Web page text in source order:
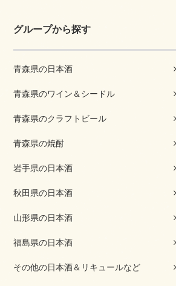
グループから探す
青森県の日本酒
青森県のワイン＆シードル
青森県のクラフトビール
青森県の焼酎
岩手県の日本酒
秋田県の日本酒
山形県の日本酒
福島県の日本酒
その他の日本酒＆リキュールなど